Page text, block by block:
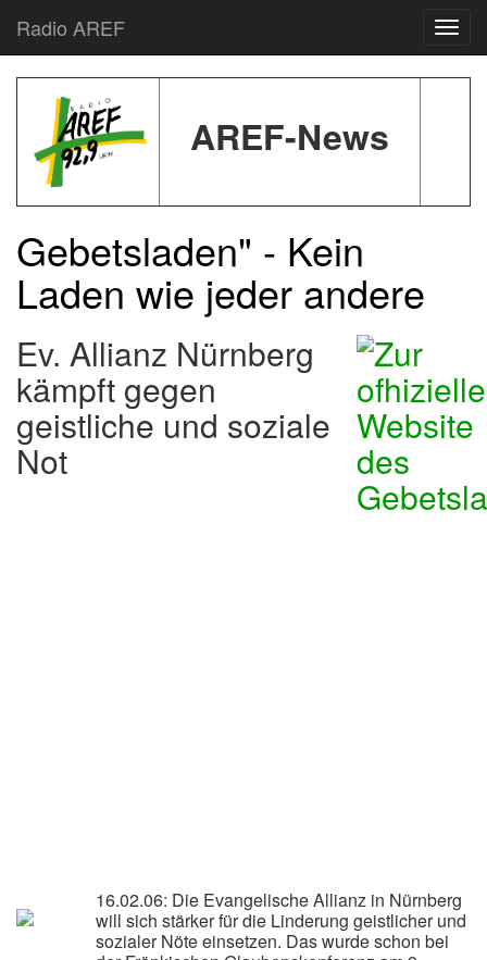
Radio AREF
AREF-News
Gebetsladen" - Kein
Laden wie jeder andere
Ev. Allianz Nürnberg
kämpft gegen
geistliche und soziale
Not
16.02.06: Die Evangelische Allianz in Nürnberg
will sich stärker für die Linderung geistlicher und
sozialer Nöte einsetzen. Das wurde schon bei